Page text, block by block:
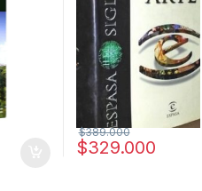
$329.000
$389.000